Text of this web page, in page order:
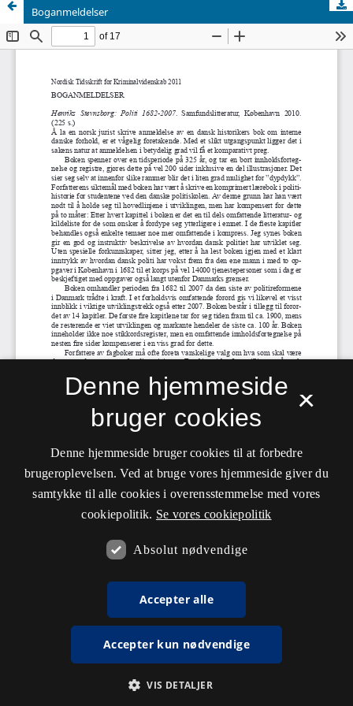
Boganmeldelser
×
Denne hjemmeside
bruger cookies
Denne hjemmeside bruger cookies til at forbedre
brugeroplevelsen. Ved at bruge vores hjemmeside giver du
samtykke til alle cookies i overensstemmelse med vores
cookiepolitik. Se vores cookiepolitik
Absolut nødvendige
Accepter alle
Accepter kun nødvendige
VIS DETALJER